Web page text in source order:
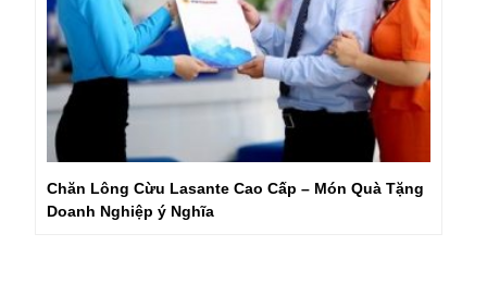
Chăn Lông Cừu Lasante Cao Cấp – Món Quà Tặng
Doanh Nghiệp ý Nghĩa